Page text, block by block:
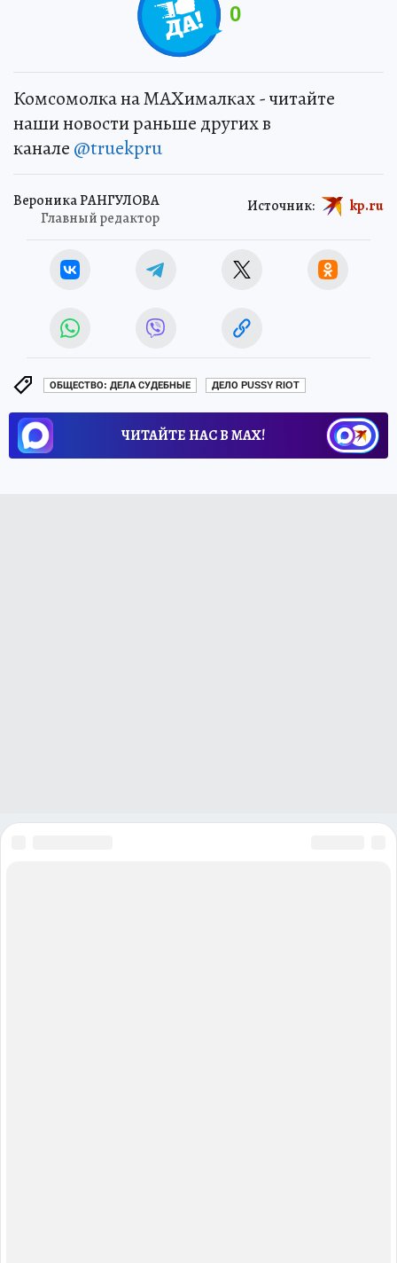
0
Комсомолка на MAXималках - читайте
наши новости раньше других в
канале @truekpru
Вероника РАНГУЛОВА
Главный редактор
Источник: kp.ru
ОБЩЕСТВО: ДЕЛА СУДЕБНЫЕ ДЕЛО PUSSY RIOT
ЧИТАЙТЕ НАС В МАХ!